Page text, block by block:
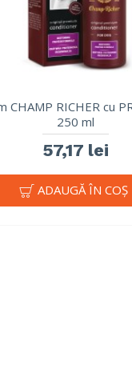
CHAMP RICHER cu
250 ml
57,17 lei
ADAUGĂ ÎN COŞ